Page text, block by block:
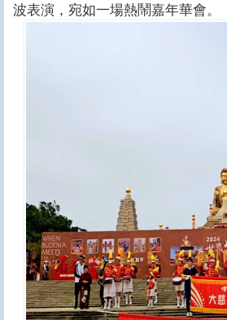
波表演，宛如一場熱鬧嘉年華會。